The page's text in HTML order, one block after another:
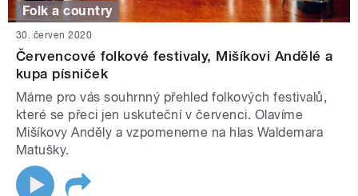
Folk a country
30. červen 2020
Červencové folkové festivaly, Mišíkovi Andělé a
kupa písniček
Máme pro vás souhrnný přehled folkových festivalů,
které se přeci jen uskuteční v červenci. Olavíme
Mišíkovy Anděly a vzpomeneme na hlas Waldemara
Matušky.